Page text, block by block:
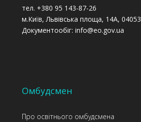
тел. +380 95 143-87-26
м.Київ, Львівська площа, 14А, 04053
Документообіг: info@eo.gov.ua
Омбудсмен
Про освітнього омбудсмена